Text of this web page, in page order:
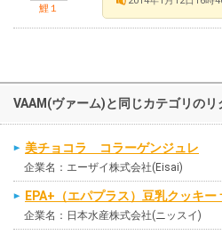
鯉１
VAAM(ヴァーム)と同じカテゴリの
美チョコラ コラーゲンジュレ
企業名：エーザイ株式会社(Eisai)
EPA+（エパプラス）豆乳クッキ
企業名：日本水産株式会社(ニッスイ)